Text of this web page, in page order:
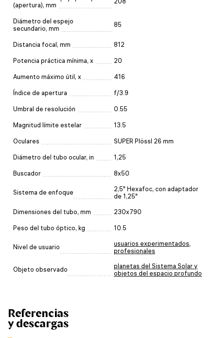
(apertura), mm
Diámetro del espejo
secundario, mm
85
Distancia focal, mm 812
Potencia práctica mínima, x 20
Aumento máximo útil, x 416
Índice de apertura f/3.9
Umbral de resolución 0.55
Magnitud límite estelar 13.5
Oculares SUPER Plössl 26 mm
Diámetro del tubo ocular, in 1,25
Buscador 8x50
Sistema de enfoque
2,5" Hexafoc, con adaptador
de 1,25"
Dimensiones del tubo, mm 230x790
Peso del tubo óptico, kg 10.5
Nivel de usuario usuarios experimentados,
profesionales
Objeto observado
planetas del Sistema Solar y
objetos del espacio profundo
Referencias
y descargas